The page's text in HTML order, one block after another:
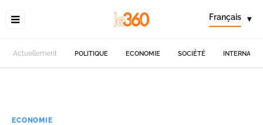
Français ▾
Actuellement POLITIQUE ECONOMIE SOCIÉTÉ
ECONOMIE